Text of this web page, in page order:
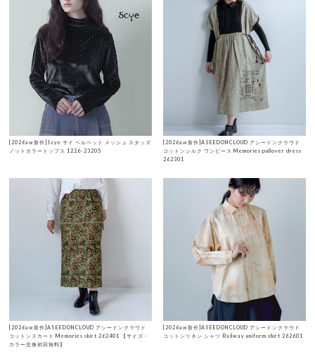
[2026aw新作]Scye サイ ベルベット メッシュ スタッズ
ノットカラートップス 1226-23205
[2026aw新作]ASEEDONCLOUD アシードンクラウド
コットンシルク ワンピース Memories pullover dress
262301
[2026aw新作]ASEEDONCLOUD アシードンクラウド
コットンスカート Memories skirt 262401 【サイズ・
カラー交換初回無料】
[2026aw新作]ASEEDONCLOUD アシードンクラウド
コットンリネン シャツ Railway uniform shirt 262601